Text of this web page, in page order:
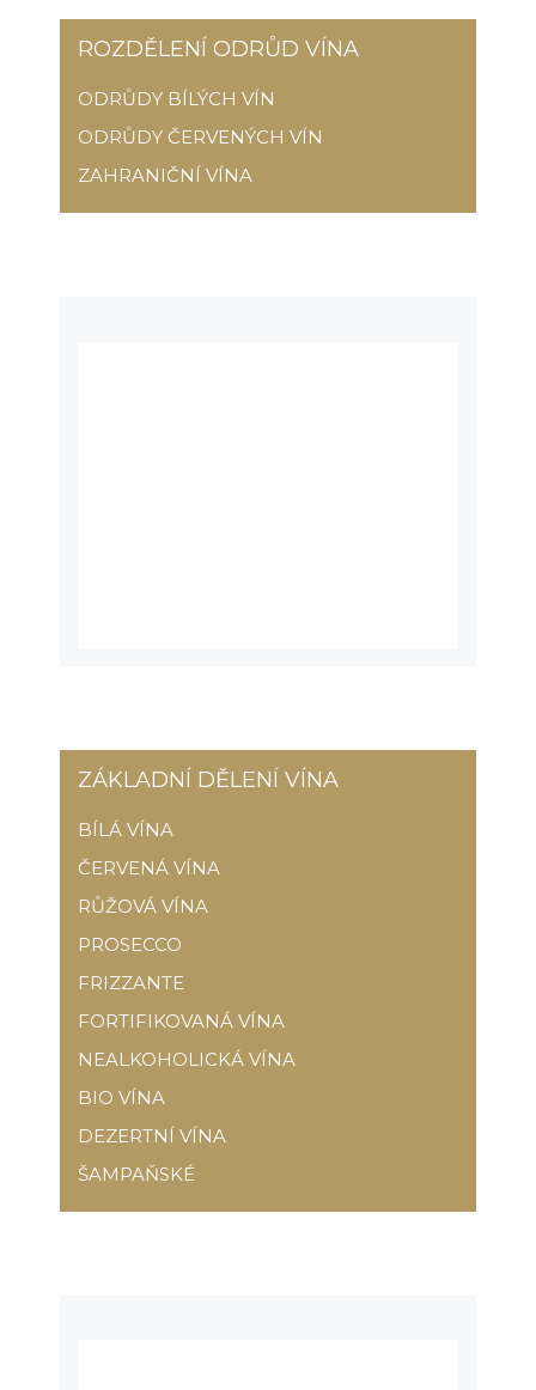
ROZDĚLENÍ ODRŮD VÍNA
ODRŮDY BÍLÝCH VÍN
ODRŮDY ČERVENÝCH VÍN
ZAHRANIČNÍ VÍNA
ZÁKLADNÍ DĚLENÍ VÍNA
BÍLÁ VÍNA
ČERVENÁ VÍNA
RŮŽOVÁ VÍNA
PROSECCO
FRIZZANTE
FORTIFIKOVANÁ VÍNA
NEALKOHOLICKÁ VÍNA
BIO VÍNA
DEZERTNÍ VÍNA
ŠAMPAŇSKÉ